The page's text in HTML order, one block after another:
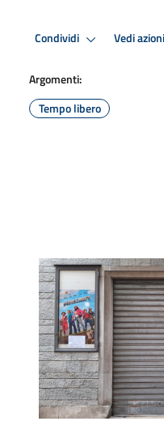
Condividi Vedi azioni
Argomenti:
Tempo libero